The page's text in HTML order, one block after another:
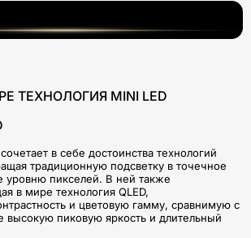
ТЕХНОЛОГИЯ MINI LED
в себе достоинства технологий
традиционную подсветку в точечное
уровню пикселей. В ней также
в мире технология QLED,
и цветовую гамму, сравнимую с
высокую пиковую яркость и длительный